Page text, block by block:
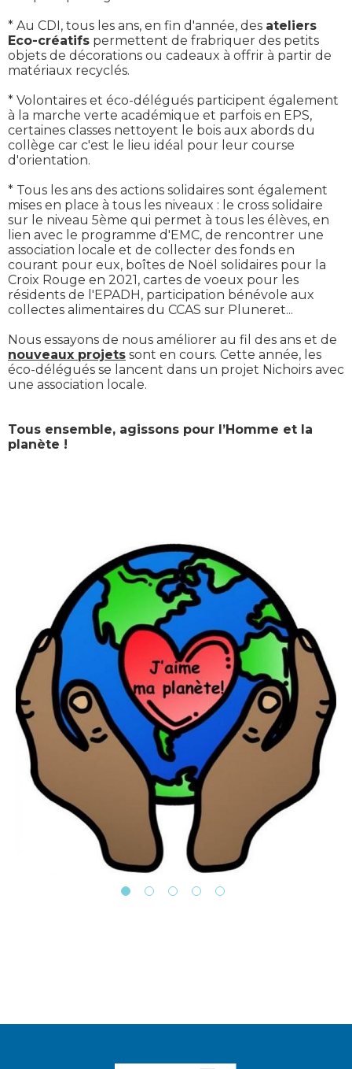
* Au CDI, tous les ans, en fin d'année, des ateliers
Eco-créatifs permettent de frabriquer des petits
objets de décorations ou cadeaux à offrir à partir de
matériaux recyclés.
* Volontaires et éco-délégués participent également
à la marche verte académique et parfois en EPS,
certaines classes nettoyent le bois aux abords du
collège car c'est le lieu idéal pour leur course
d'orientation.
* Tous les ans des actions solidaires sont également
mises en place à tous les niveaux : le cross solidaire
sur le niveau 5ème qui permet à tous les élèves, en
lien avec le programme d'EMC, de rencontrer une
association locale et de collecter des fonds en
courant pour eux, boîtes de Noël solidaires pour la
Croix Rouge en 2021, cartes de voeux pour les
résidents de l'EPADH, participation bénévole aux
collectes alimentaires du CCAS sur Pluneret...
Nous essayons de nous améliorer au fil des ans et de
nouveaux projets sont en cours. Cette année, les
éco-délégués se lancent dans un projet Nichoirs avec
une association locale.
Tous ensemble, agissons pour l’Homme et la
planète !